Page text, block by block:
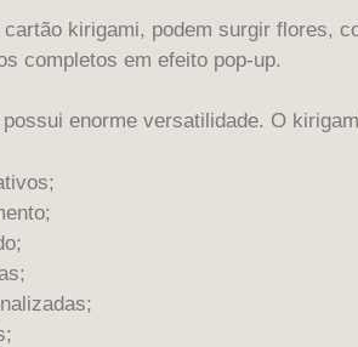
kirigami, podem surgir flores,
completos em efeito pop-up.
enorme versatilidade. O